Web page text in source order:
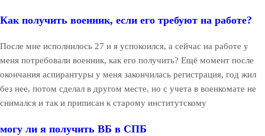
Как получить военник, если его требуют на работе?
После мне исполнилось 27 и я успокоился, а сейчас на работе у
меня потребовали военник, как его получить? Ещё момент после
окончания аспирантуры у меня закончилась регистрация, год жил
без нее, потом сделал в другом месте, но с учета в военкомате не
снимался и так и приписан к старому институтскому
могу ли я получить ВБ в СПБ